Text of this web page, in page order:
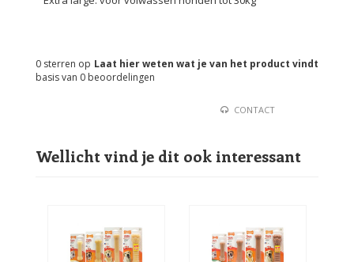
Laat hier weten wat je van het product vindt
0 sterren op
basis van 0 beoordelingen
CONTACT
Wellicht vind je dit ook interessant